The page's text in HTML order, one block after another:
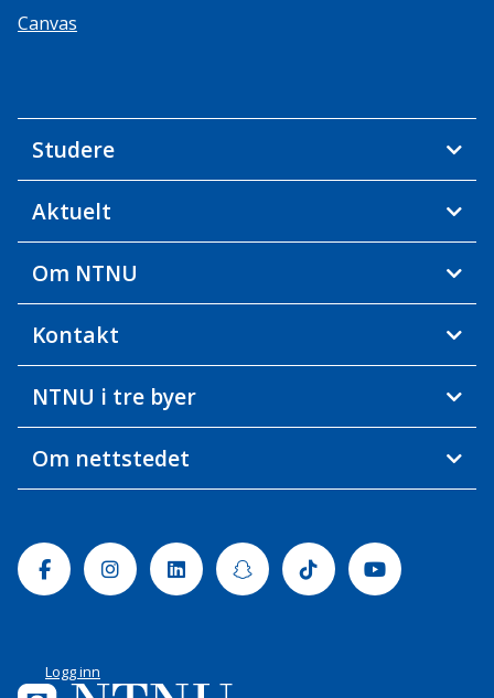
Canvas
Studere
Aktuelt
Om NTNU
Kontakt
NTNU i tre byer
Om nettstedet
FacebookInstagramLinkedinSnapchatTiktok Youtube
Logg inn